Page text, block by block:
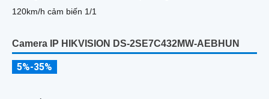
120km/h cảm biến 1/1
Camera IP HIKVISION DS-2SE7C432MW-AEBHUN
5%-35%